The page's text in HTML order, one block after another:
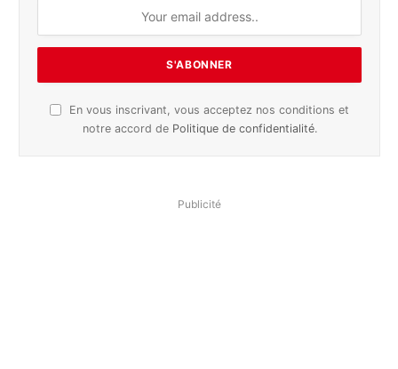
En vous inscrivant, vous acceptez nos conditions et
notre accord de Politique de confidentialité.
Publicité